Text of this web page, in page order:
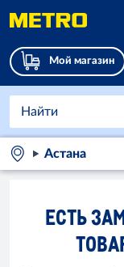
Мой магазин
Астана
ЕСТЬ